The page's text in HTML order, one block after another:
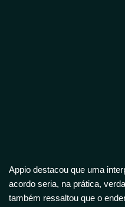
Appio destacou que uma
acordo seria, na prática,
também ressaltou que o